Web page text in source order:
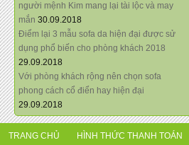
người mệnh Kim mang lại tài lộc và may
mắn 30.09.2018
Điểm lại 3 mẫu sofa da hiện đại được sử
dụng phổ biến cho phòng khách 2018
29.09.2018
Với phòng khách rộng nên chọn sofa
phong cách cổ điển hay hiện đại
29.09.2018
TRANG CHỦ HÌNH THỨC THANH TOÁN